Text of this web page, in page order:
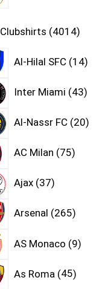
Clubshirts 4014
Al-Hilal SFC 14
Inter Miami 43
Al-Nassr FC 20
AC Milan 75
Ajax 37
Arsenal 265
AS Monaco 9
As Roma 45